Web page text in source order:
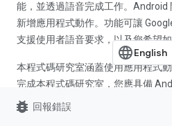
能，並透過語音完成工作。Android
新增應用程式動作。功能可讓
支援使用者語音要求，以及您希望
本程式碼研究室涵蓋使用應用程式
完成本程式碼研究室，您應具備
Android Intent
bug_report 回報錯誤